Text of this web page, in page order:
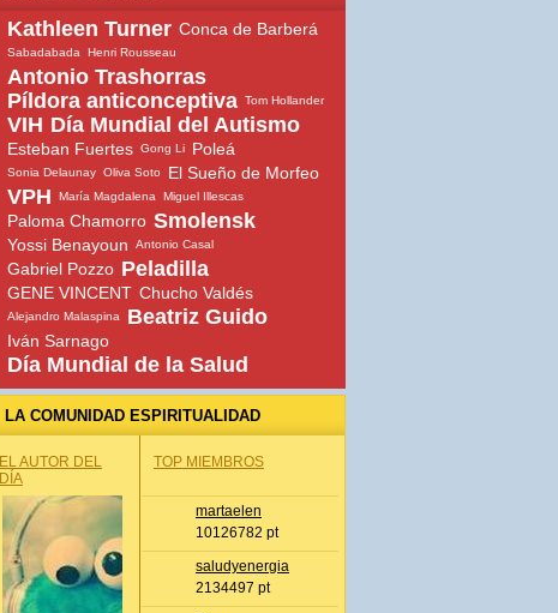
Kathleen Turner Conca de Barberá
Sabadabada Henri Rousseau
Antonio Trashorras
Píldora anticonceptiva Tom Hollander
VIH Día Mundial del Autismo
Esteban Fuertes Gong Li Poleá
Sonia Delaunay Oliva Soto El Sueño de Morfeo
VPH María Magdalena Miguel Illescas
Paloma Chamorro Smolensk
Yossi Benayoun Antonio Casal
Gabriel Pozzo Peladilla
GENE VINCENT Chucho Valdés
Alejandro Malaspina Beatriz Guido
Iván Sarnago
Día Mundial de la Salud
LA COMUNIDAD ESPIRITUALIDAD
EL AUTOR DEL
DÍA
TOP MIEMBROS
martaelen
10126782 pt
saludyenergia
2134497 pt